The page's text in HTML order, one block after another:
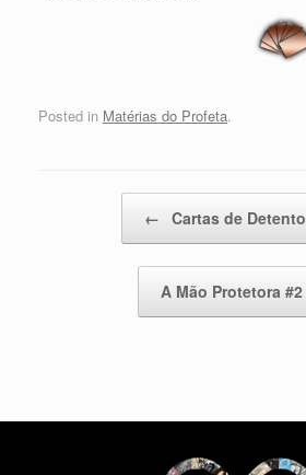
Posted in Matérias do Profeta.
← Cartas de
A Mão Protetora #2